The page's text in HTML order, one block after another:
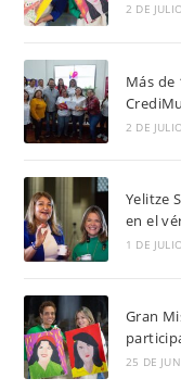
2 DE
Más de
2 DE
Yelitze
en el
1 DE
Gran
25 DE